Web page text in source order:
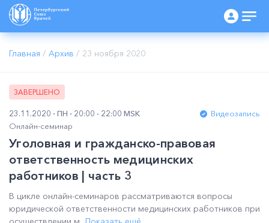
Главная / Архив / 23 ноября 2020
ЗАВЕРШЕНО
23.11.2020 ПН 20:00 - 22:00 MSK
Видеозапись
Онлайн-семинар
Уголовная и гражданско-правовая
ответственность медицинских
работников | часть 3
В цикле онлайн-семинаров рассматриваются вопросы
юридической ответственности медицинских работников при